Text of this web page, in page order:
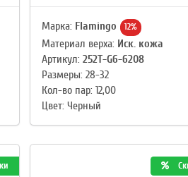
Марка: Flamingo 12%
Материал верха: Иск. кожа
Артикул: 252T-G6-6208
Размеры: 28-32
Кол-во пар: 12,00
Цвет: Черный